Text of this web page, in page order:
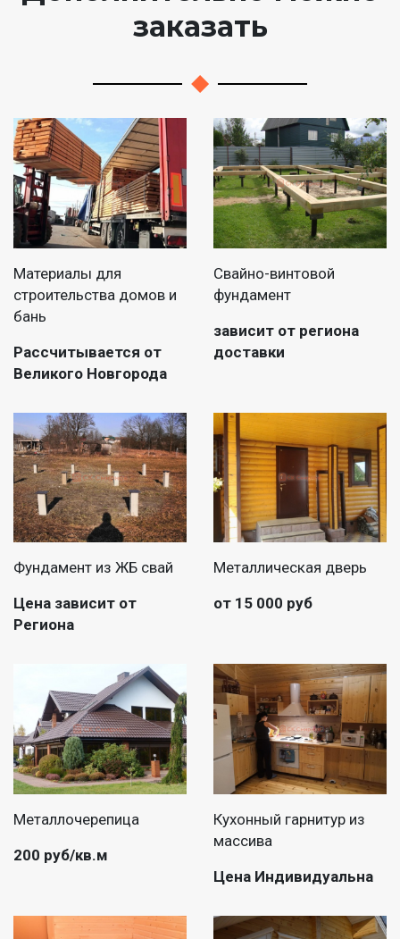
заказать
Материалы для
строительства домов и
бань
Рассчитывается от
Великого Новгорода
Свайно-винтовой
фундамент
зависит от региона
доставки
Фундамент из ЖБ свай
Цена зависит от
Региона
Металлическая дверь
от 15 000 руб
Металлочерепица
200 руб/кв.м
Кухонный гарнитур из
массива
Цена Индивидуальна